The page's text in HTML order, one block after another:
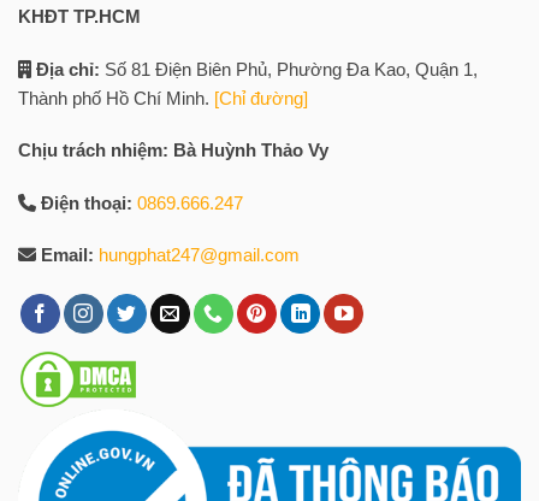
KHĐT TP.HCM
Địa chỉ: Số 81 Điện Biên Phủ, Phường Đa Kao, Quận 1,
Thành phố Hồ Chí Minh. [Chỉ đường]
Chịu trách nhiệm: Bà Huỳnh Thảo Vy
Điện thoại: 0869.666.247
Email: hungphat247@gmail.com